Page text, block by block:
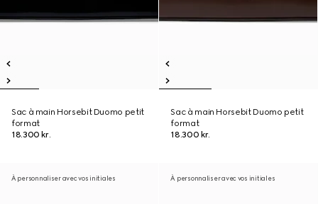
Sac à main Horsebit Duomo petit
format
18.300 kr.
Sac à main Horsebit Duomo petit
format
18.300 kr.
À personnaliser avec vos initiales À personnaliser avec vos initiales